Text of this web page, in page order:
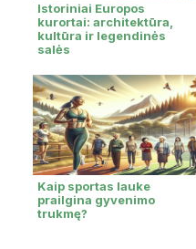
Istoriniai Europos
kurortai: architektūra,
kultūra ir legendinės
salės
Kaip sportas lauke
prailgina gyvenimo
trukmę?